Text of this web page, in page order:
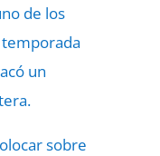
de los
un
sobre